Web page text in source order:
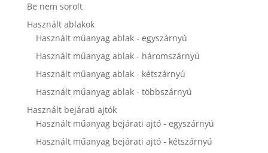
Be nem sorolt
Használt ablakok
Használt műanyag ablak - egyszárnyú
Használt műanyag ablak - háromszárnyú
Használt műanyag ablak - kétszárnyú
Használt műanyag ablak - többszárnyú
Használt bejárati ajtók
Használt műanyag bejárati ajtó - egyszárnyú
Használt műanyag bejárati ajtó - kétszárnyú
interests and
you visit our
site, you
chance of
content and
offers.